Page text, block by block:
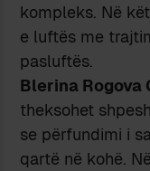
kompleks. Në
e luftës me
pasluftës.
Blerina Rogova
theksohet
se përfundimi i
qartë në kohë.